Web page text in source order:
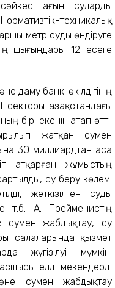
ағын суларды
техникалық
метр суды өндіруге
шығындары 12 есеге
даму банкі өкілдігінің
Қазақстандағы
бірі екенін атап өтті.
жатқан сумен
30 миллиардтан аса
атқарған жұмыстың
су беру көлемі
жеткізілген суды
т.б. А. Прейменистің
сумен жабдықтау, су
салаларында қызмет
жүгізілуі мүмкін.
елді мекендерді
сумен жабдықтау